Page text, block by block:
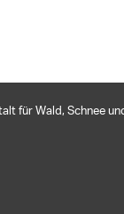
für Wald, Schnee